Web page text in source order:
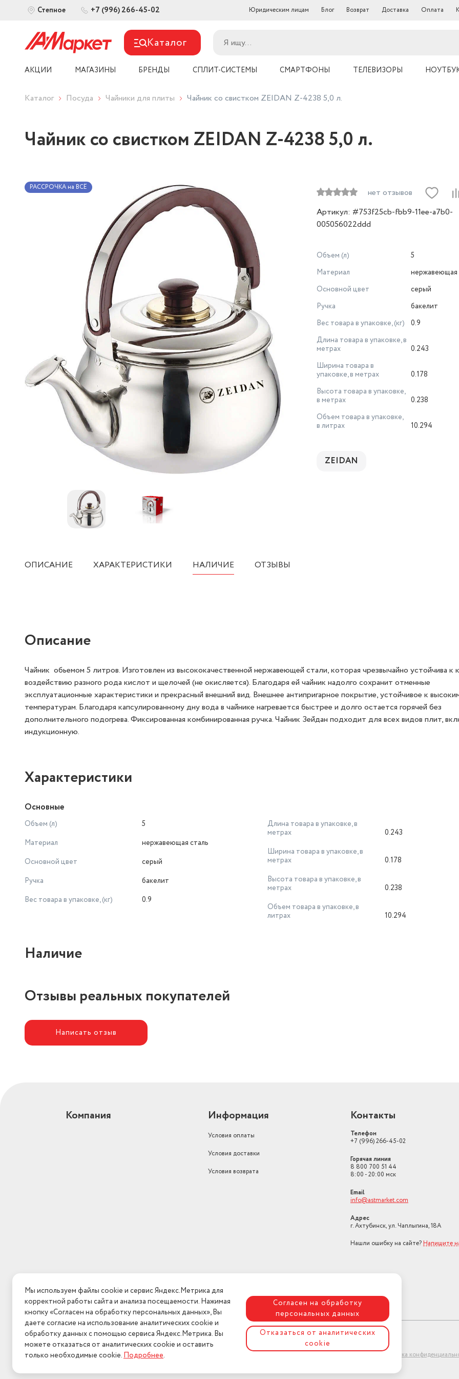
Степное +7 (996) 266-45-02 Юридическим лицам Блог Возврат Доставка Оплата
Каталог
АКЦИИ МАГАЗИНЫ БРЕНДЫ СПЛИТ-СИСТЕМЫ СМАРТФОНЫ ТЕЛЕВИЗОРЫ
Каталог Посуда Чайники для плиты Чайник со свистком ZEIDAN Z-4238 5,0 л.
Чайник со свистком ZEIDAN Z-4238 5,0 л.
РАССРОЧКА на ВСЁ
нет отзывов
Артикул: #753f25cb-fbb9-11ee-a7b0-
005056022ddd
Объем (л)
5
Материал
нержавеющая
Основной цвет
серый
Ручка
бакелит
Вес товара в упаковке, (кг)
0.9
Длина товара в упаковке, в
метрах
0.243
Ширина товара в
упаковке, в метрах
0.178
Высота товара в упаковке,
в метрах
0.238
Объем товара в упаковке,
в литрах
10.294
ZEIDAN
ОПИСАНИЕ ХАРАКТЕРИСТИКИ НАЛИЧИЕ ОТЗЫВЫ
Описание
Чайник обьемом 5 литров. Изготовлен из высококачественной нержавеющей стали, которая чрезвычайно устойчива к
воздействию разного рода кислот и щелочей (не окисляется). Благодаря ей чайник надолго сохранит отменные
эксплуатационные характеристики и прекрасный внешний вид. Внешнее антипригарное покрытие, устойчивое к
температурам. Благодаря капсулированному дну вода в чайнике нагревается быстрее и долго остается горячей без
дополнительного подогрева. Фиксированная комбинированная ручка. Чайник Зейдан подходит для всех видов плит,
индукционную.
Характеристики
Основные
Объем (л)
5
Материал
нержавеющая сталь
Основной цвет
серый
Ручка
бакелит
Вес товара в упаковке, (кг)
0.9
Длина товара в упаковке, в
метрах
0.243
Ширина товара в упаковке, в
метрах
0.178
Высота товара в упаковке, в
метрах
0.238
Объем товара в упаковке, в
литрах
10.294
Наличие
Отзывы реальных покупателей
Написать отзыв
Компания Информация
Условия оплаты
Условия доставки
Условия возврата
Контакты
Телефон
+7 (996) 266-45-02
Горячая линия
8 800 700 51 44
8:00 - 20:00 мск
Email
info@astmarket.com
Адрес
г. Ахтубинск, ул. Чаплыгина, 18А
Нашли ошибку на сайте? Напишите
Политика
Мы используем файлы cookie и сервис Яндекс.Метрика для
корректной работы сайта и анализа посещаемости. Нажимая
кнопку «Согласен на обработку персональных данных», Вы
даете согласие на использование аналитических cookie и
обработку данных с помощью сервиса Яндекс.Метрика. Вы
можете отказаться от аналитических cookie и оставить
только необходимые cookie.Подробнее.
Согласен на обработку
персональных данных
Отказаться от аналитических
cookie